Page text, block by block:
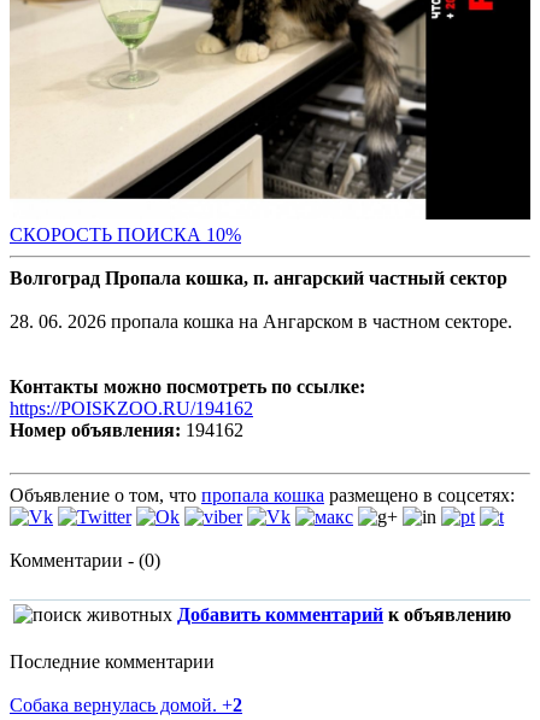
СКОРОСТЬ ПОИСКА 10%
Волгоград Пропала кошка, п. ангарский частный сектор
28. 06. 2026 пропала кошка на Ангарском в частном секторе.
Контакты можно посмотреть по ссылке:
https://POISKZOO.RU/194162
Номер объявления: 194162
Объявление о том, что пропала кошка размещено в соцсетях:
Комментарии - (0)
Добавить комментарий к объявлению
Последние комментарии
Собака вернулась домой. +2